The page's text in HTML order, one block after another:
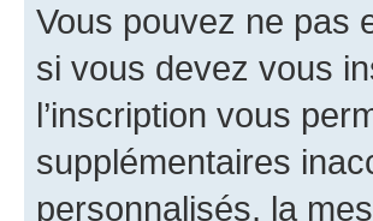
Vous pouvez ne pas
si vous devez vous
l’inscription vous
supplémentaires
personnalisés, la